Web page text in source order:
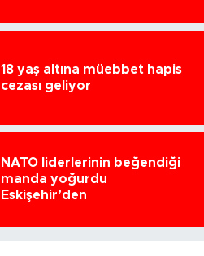
18 yaş altına müebbet hapis
cezası geliyor
NATO liderlerinin beğendiği
manda yoğurdu
Eskişehir’den